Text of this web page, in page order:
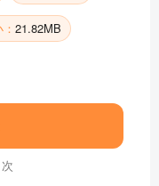
21.82MB